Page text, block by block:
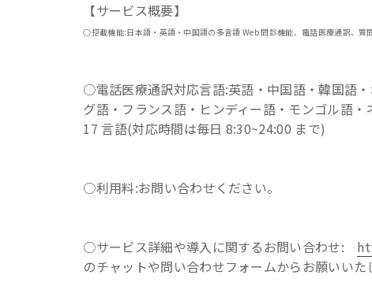
【サービス概要】
○搭載機能:日本語・英語・中国語の多言語 Web 問診機能、電話医療通訳、質
○電話医療通訳対応言語:英語・中国語・韓国語
グ語・フランス語・ヒンディー語・モンゴル語
17 言語(対応時間は毎日 8:30~24:00 まで)
○利用料:お問い合わせください。
○サービス詳細や導入に関するお問い合わせ:
のチャットや問い合わせフォームからお願いいた